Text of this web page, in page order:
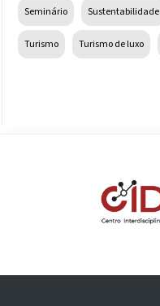
Seminário Sustentabilidade
Turismo Turismo de luxo